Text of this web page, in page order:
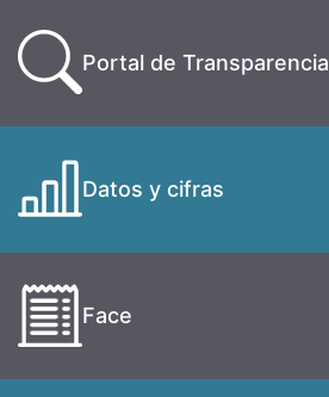
Portal de Transparencia
Datos y cifras
Face